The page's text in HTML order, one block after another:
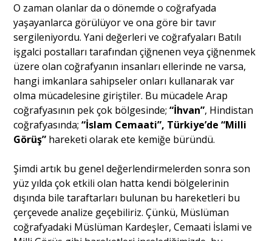
O zaman olanlar da o dönemde o coğrafyada
yaşayanlarca görülüyor ve ona göre bir tavır
sergileniyordu. Yani değerleri ve coğrafyaları Batılı
işgalci postalları tarafından çiğnenen veya çiğnenmek
üzere olan coğrafyanın insanları ellerinde ne varsa,
hangi imkanlara sahipseler onları kullanarak var
olma mücadelesine giriştiler. Bu mücadele Arap
coğrafyasının pek çok bölgesinde; “İhvan”, Hindistan
coğrafyasında; “İslam Cemaati”, Türkiye’de “Milli
Görüş” hareketi olarak ete kemiğe büründü.
Şimdi artık bu genel değerlendirmelerden sonra son
yüz yılda çok etkili olan hatta kendi bölgelerinin
dışında bile taraftarları bulunan bu hareketleri bu
çerçevede analize geçebiliriz. Çünkü, Müslüman
coğrafyadaki Müslüman Kardeşler, Cemaati İslami ve